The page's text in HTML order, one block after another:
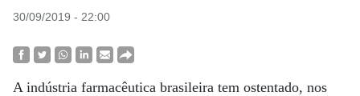
30/09/2019 - 22:00
A indústria farmacêutica brasileira tem ostentado, nos